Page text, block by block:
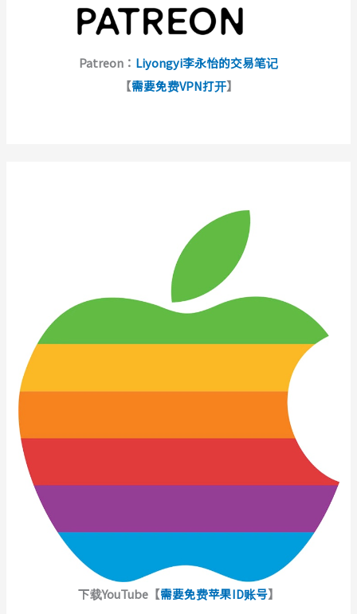
Patreon： Liyongyi李永怡的交易笔记
【需要免费VPN打开】
下载YouTube【需要免费苹果ID账号】